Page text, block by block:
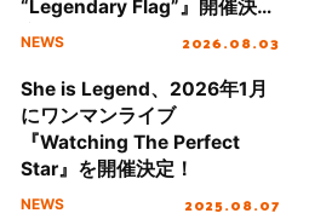
“Legendary Flag”』開催決
定！
NEWS 2026.08.03
She is Legend、2026年1月
にワンマンライブ
『Watching The Perfect
Star』を開催決定！
NEWS 2025.08.07